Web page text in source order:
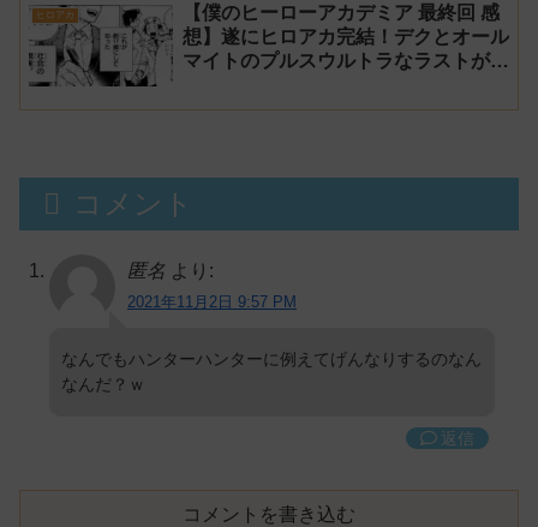
ヒロアカ
【僕のヒーローアカデミア 最終回 感
想】遂にヒロアカ完結！デクとオール
マイトのプルスウルトラなラストが素
コメント
匿名 より:
2021年11月2日 9:57 PM
なんでもハンターハンターに例えてげんなりするのなん
なんだ？ｗ
返信
コメントを書き込む